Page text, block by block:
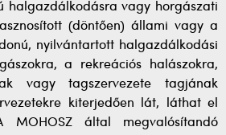
halgazdálkodásra vagy horgászati
(döntően) állami vagy a
nyilvántartott halgazdálkodási
a rekreációs halászokra,
vagy tagszervezete tagjának
kiterjedően lát, láthat el
MOHOSZ által megvalósítandó